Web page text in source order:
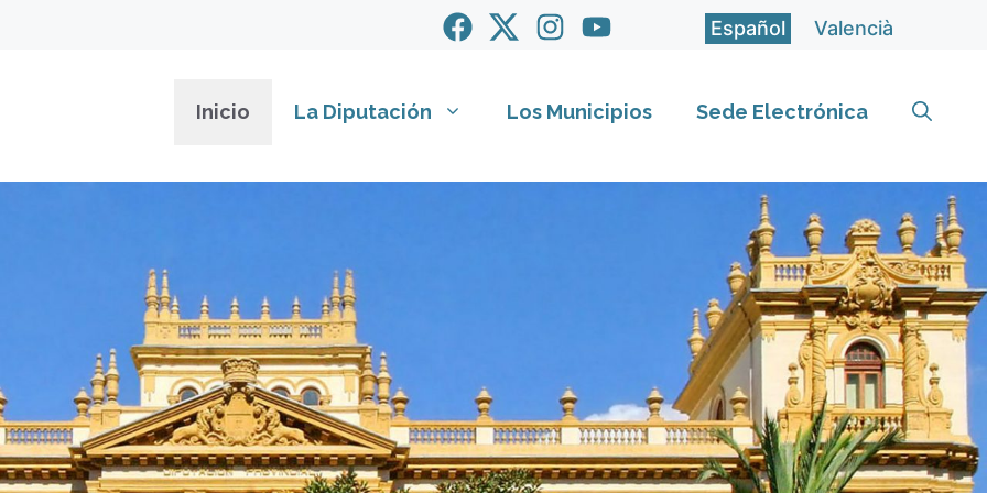
Español Valencià
Inicio La Diputación Los Municipios Sede Electrónica